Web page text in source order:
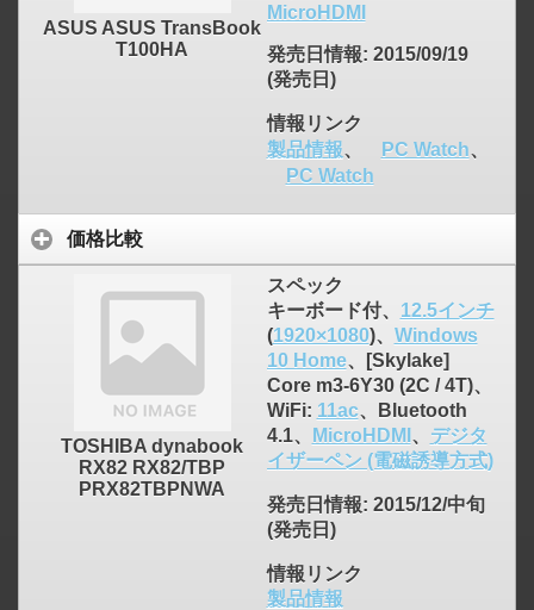
ASUS ASUS TransBook
T100HA
MicroHDMI
発売日情報: 2015/09/19
(発売日)
情報リンク
製品情報、 PC Watch、
PC Watch
価格比較
TOSHIBA dynabook
RX82 RX82/TBP
PRX82TBPNWA
スペック
キーボード付、 12.5インチ
(1920×1080)、 Windows
10 Home、[Skylake]
Core m3-6Y30 (2C / 4T)、
WiFi: 11ac、Bluetooth
4.1、
MicroHDMI 、 デジタ
イザーペン (電磁誘導方式)
発売日情報: 2015/12/中旬
(発売日)
情報リンク
製品情報